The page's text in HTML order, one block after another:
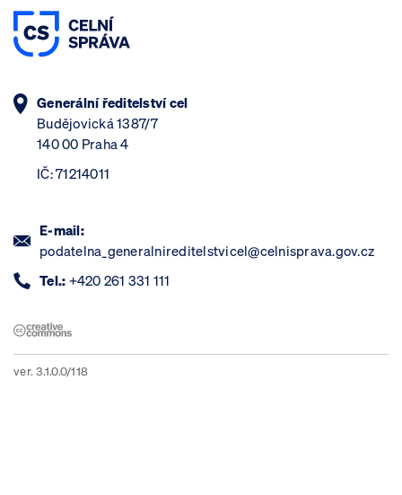
Generální ředitelství cel
Budějovická 1387/7
140 00 Praha 4
IČ: 71214011
E-mail:
podatelna_generalnireditelstvicel@celnisprava.gov.cz
Tel.: +420 261 331 111
ver. 3.1.0.0/118